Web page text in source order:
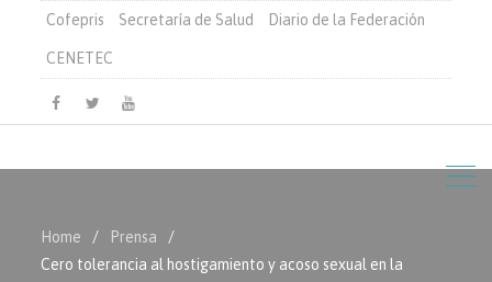
Cofepris Secretaría de Salud Diario de la Federación
CENETEC
Facebook
TwitterYoutube
Home
Prensa
Cero tolerancia al hostigamiento y acoso sexual en la